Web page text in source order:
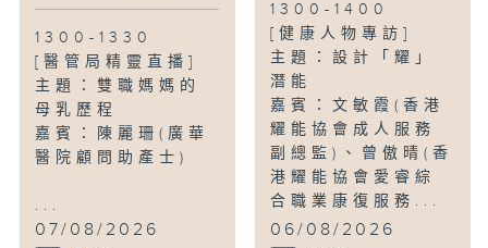
1300-1330
[醫管局精靈直播]
主題：雙職媽媽的
母乳歷程
嘉賓：陳麗珊(廣華
醫院顧問助產士)
...
07/08/2026
1300-1400
[健康人物專訪]
主題：設計「耀」
潛能
嘉賓：文敏霞(香港
耀能協會成人服務
副總監)、曾傲晴(香
港耀能協會愛睿綜
合職業康復服務...
06/08/2026